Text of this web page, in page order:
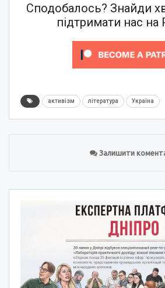
Сподобалось? Знайди
підтримати нас на
активізм література Україна
Залишити